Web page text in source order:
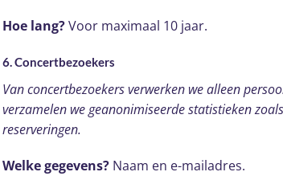
Hoe lang?Voor maximaal 10 jaar.
6. Concertbezoekers
Van concertbezoekers verwerken we alleen
verzamelen we geanonimiseerde statistieken
reserveringen.
Welke gegevens? Naam en e-mailadres.